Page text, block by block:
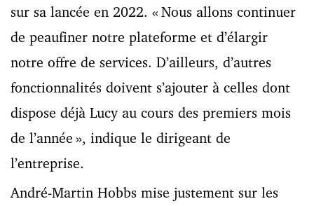
sur sa lancée en 2022. « Nous allons continuer
de peaufiner notre plateforme et d’élargir
notre offre de services. D’ailleurs, d’autres
fonctionnalités doivent s’ajouter à celles dont
dispose déjà Lucy au cours des premiers mois
de l’année », indique le dirigeant de
l’entreprise.
André-Martin Hobbs mise justement sur les